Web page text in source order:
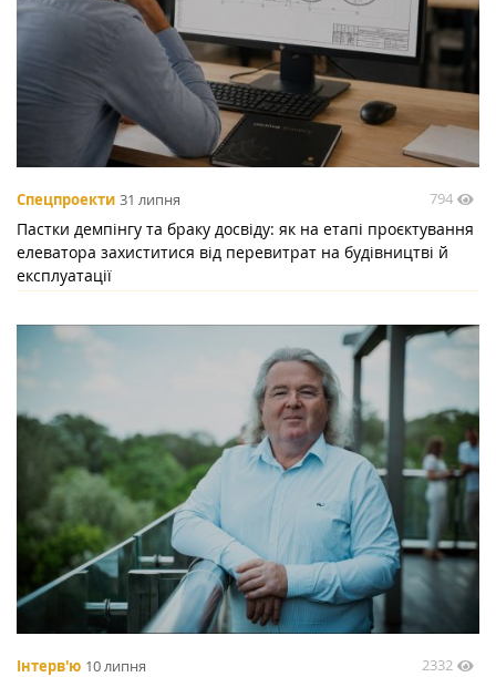
Спецпроекти 31 липня 794
Пастки демпінгу та браку досвіду: як на етапі проєктування
елеватора захиститися від перевитрат на будівництві й
експлуатації
Інтерв'ю 10 липня 2332